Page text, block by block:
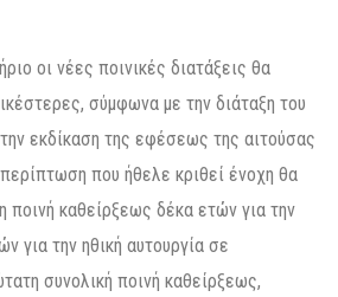
οι νέες ποινικές διατάξεις θα
σύμφωνα με την διάταξη του
εκδίκαση της εφέσεως της αιτούσας
που ήθελε κριθεί ένοχη θα
ποινή καθείρξεως δέκα ετών για την
για την ηθική αυτουργία σε
συνολική ποινή καθείρξεως,